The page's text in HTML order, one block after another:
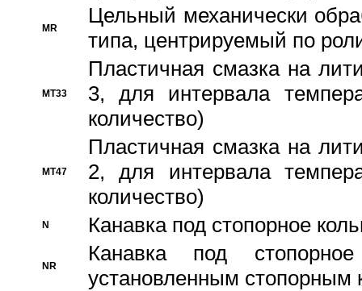
MR
Цельный механически
типа, центрируемый по
MT33
Пластичная смазка на
3, для интервала
количество)
MT47
Пластичная смазка на
2, для интервала
количество)
N Канавка под стопорное
NR
Канавка под
установленным стопорным